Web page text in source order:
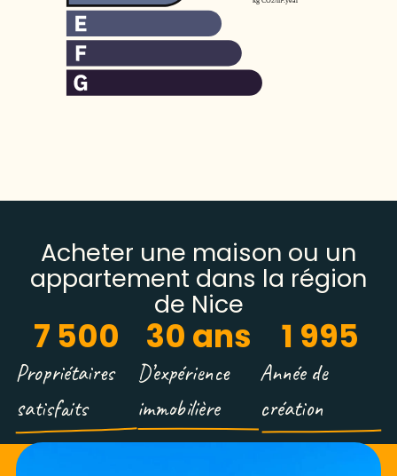
Acheter une maison ou un
appartement dans la région
de Nice
Propriétaires
satisfaits
7 500
D’expérience
immobilière
30 ans
Année de
création
1 995